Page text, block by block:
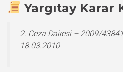
Yargıtay Karar
2. Ceza Dairesi – 2009/
18.03.2010